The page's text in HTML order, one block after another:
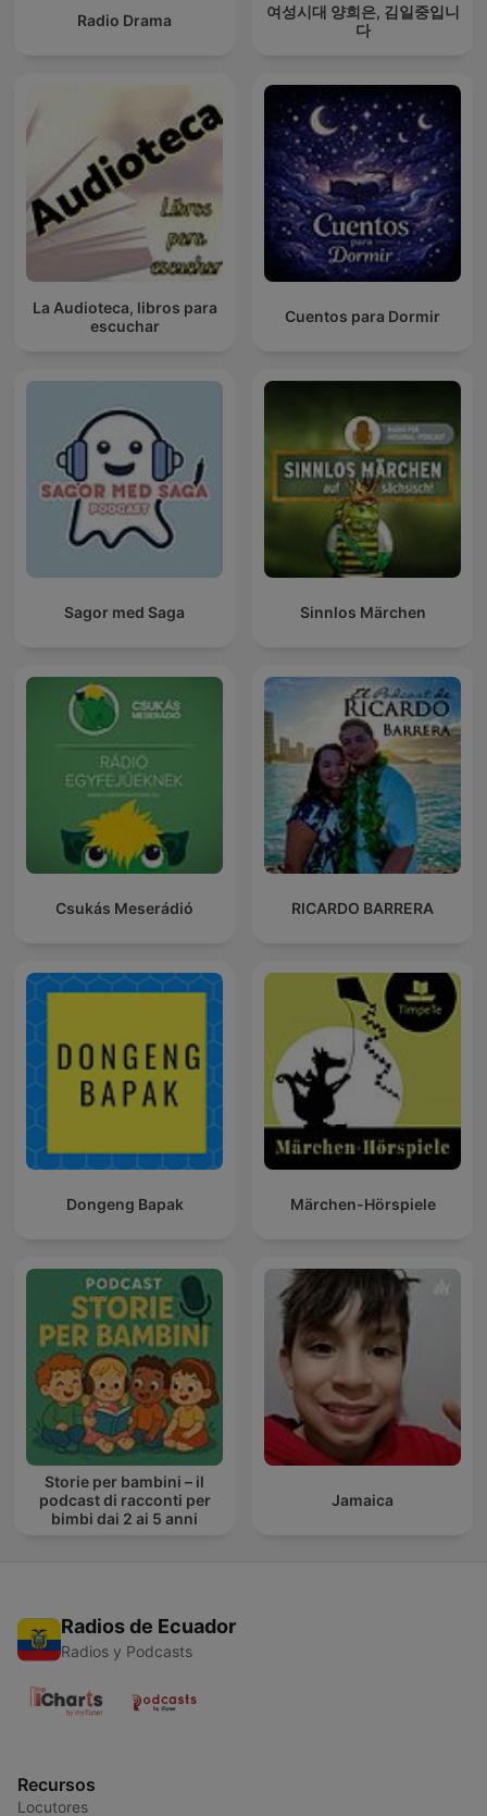
Radio Drama
여성시대 양희은, 김일중입니
다
La Audioteca, libros para
escuchar
Cuentos para Dormir
Sagor med Saga Sinnlos Märchen
Csukás Meserádió RICARDO BARRERA
Dongeng Bapak Märchen-Hörspiele
Storie per bambini – il
podcast di racconti per
bimbi dai 2 ai 5 anni
Jamaica
Radios de Ecuador
Radios y Podcasts
Recursos
Locutores